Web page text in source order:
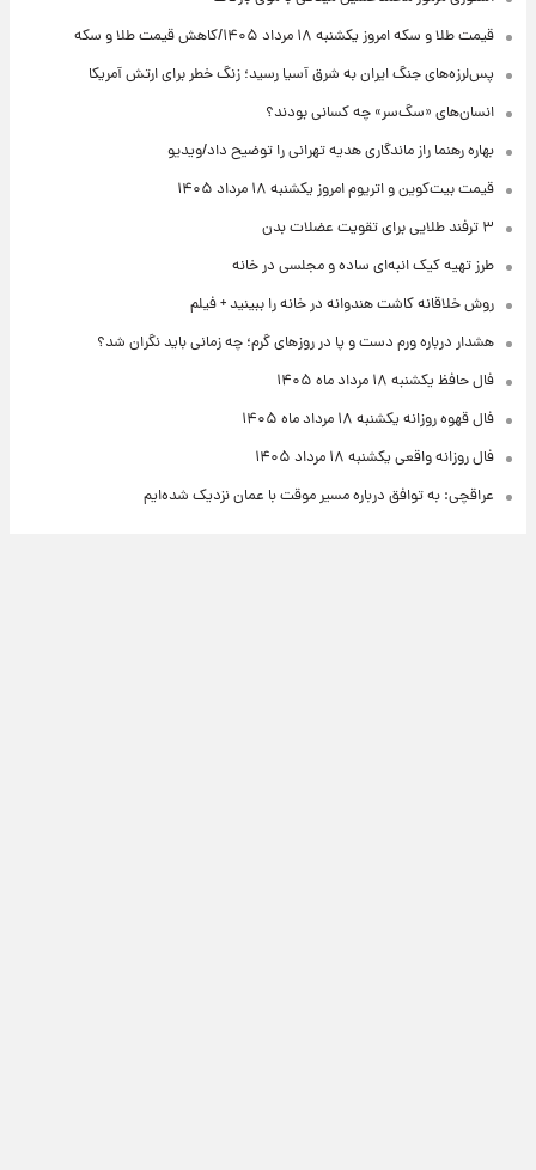
قیمت طلا و سکه امروز یکشنبه ۱۸ مرداد ۱۴۰۵/کاهش قیمت طلا و سکه
پس‌لرزه‌های جنگ ایران به شرق آسیا رسید؛ زنگ خطر برای ارتش آمریکا
انسان‌های «سگ‌سر» چه کسانی بودند؟
بهاره رهنما راز ماندگاری هدیه تهرانی را توضیح داد/ویدیو
قیمت بیت‌کوین و اتریوم امروز یکشنبه ۱۸ مرداد ۱۴۰۵
۳ ترفند طلایی برای تقویت عضلات بدن
طرز تهیه کیک انبه‌ای ساده و مجلسی در خانه
روش خلاقانه کاشت هندوانه در خانه را ببینید + فیلم
هشدار درباره ورم دست و پا در روزهای گرم؛ چه زمانی باید نگران شد؟
فال حافظ یکشنبه ۱۸ مرداد ماه ۱۴۰۵
فال قهوه روزانه یکشنبه ۱۸ مرداد ماه ۱۴۰۵
فال روزانه واقعی یکشنبه ۱۸ مرداد ۱۴۰۵
عراقچی: به توافق درباره مسیر موقت با عمان نزدیک شده‌ایم